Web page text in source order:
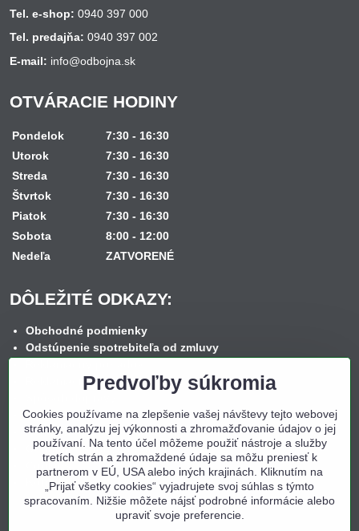
Tel. e-shop: 0940 397 000
Tel. predajňa: 0940 397 002
E-mail: info@odbojna.sk
OTVÁRACIE HODINY
Pondelok
7:30 - 16:30
Utorok
7:30 - 16:30
Streda
7:30 - 16:30
Štvrtok
7:30 - 16:30
Piatok
7:30 - 16:30
Sobota
8:00 - 12:00
Nedeľa
ZATVORENÉ
DÔLEŽITÉ ODKAZY:
Obchodné podmienky
Odstúpenie spotrebiteľa od zmluvy
Reklamačný formulár
Spôsob platby
Nákup na splátky
Ochrana osobných údajov
Cookies
Kontakt
Predvoľby súkromia
Cookies používame na zlepšenie vašej návštevy tejto webovej
stránky, analýzu jej výkonnosti a zhromažďovanie údajov o jej
používaní. Na tento účel môžeme použiť nástroje a služby
tretích strán a zhromaždené údaje sa môžu preniesť k
partnerom v EÚ, USA alebo iných krajinách. Kliknutím na
„Prijať všetky cookies“ vyjadrujete svoj súhlas s týmto
spracovaním. Nižšie môžete nájsť podrobné informácie alebo
upraviť svoje preferencie.